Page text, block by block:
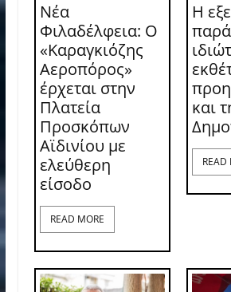
Νέα
Φιλαδέλφεια: Ο
«Καραγκιόζης
Αεροπόρος»
έρχεται στην
Πλατεία
Προσκόπων
Αϊδινίου με
ελεύθερη
είσοδο
READ MORE
Η
και
READ